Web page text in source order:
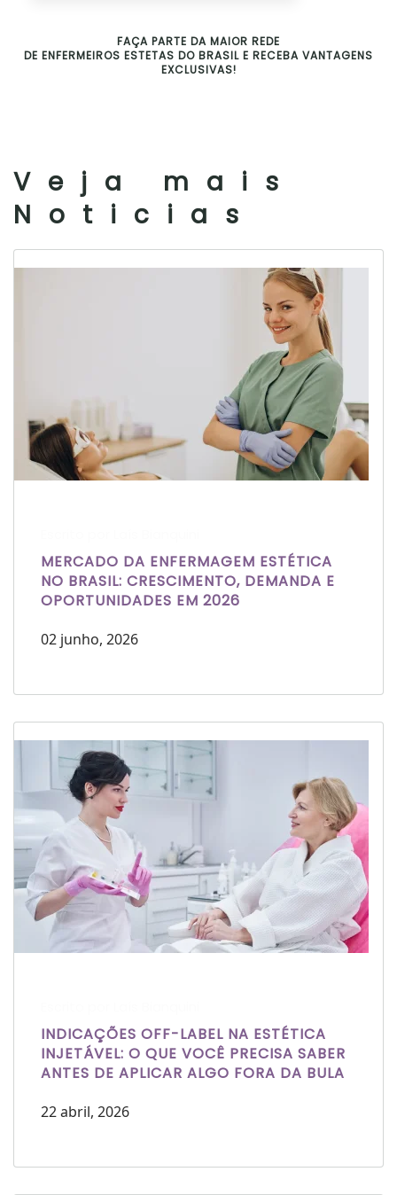
FAÇA PARTE DA MAIOR REDE
DE ENFERMEIROS ESTETAS DO BRASIL E RECEBA VANTAGENS
EXCLUSIVAS!
Veja mais
Noticias
MERCADO DA ENFERMAGEM ESTÉTICA
NO BRASIL: CRESCIMENTO, DEMANDA E
OPORTUNIDADES EM 2026
02 junho, 2026
INDICAÇÕES OFF-LABEL NA ESTÉTICA
INJETÁVEL: O QUE VOCÊ PRECISA SABER
ANTES DE APLICAR ALGO FORA DA BULA
22 abril, 2026